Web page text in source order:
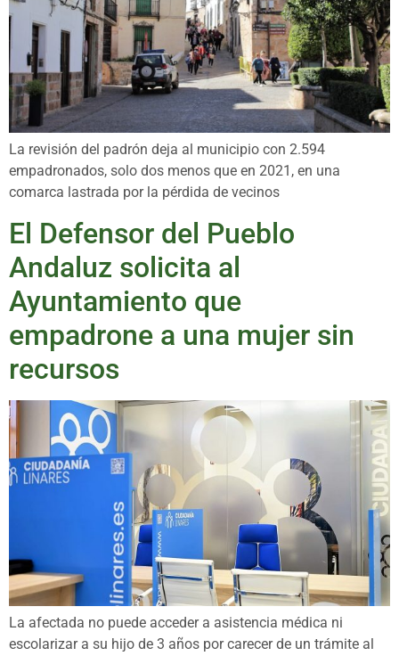
La revisión del padrón deja al municipio con 2.594
empadronados, solo dos menos que en 2021, en una
comarca lastrada por la pérdida de vecinos
El Defensor del Pueblo
Andaluz solicita al
Ayuntamiento que
empadrone a una mujer sin
recursos
La afectada no puede acceder a asistencia médica ni
escolarizar a su hijo de 3 años por carecer de un trámite al